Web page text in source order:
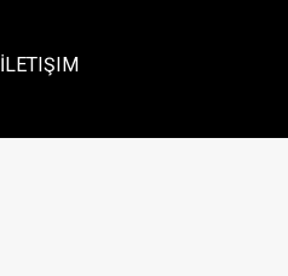
İLETIŞIM